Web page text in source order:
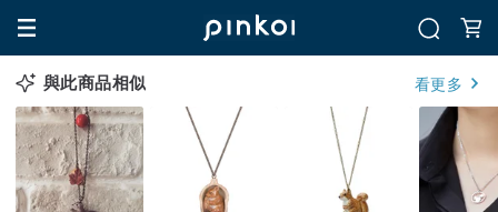
與此商品相似 看更多